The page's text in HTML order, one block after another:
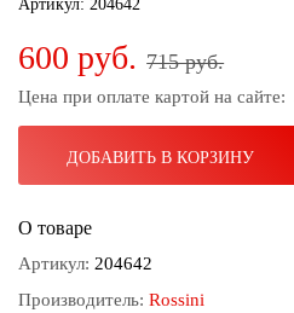
Белье
и
колготки
Одежда
пляжа
Новинки
Артикул: 204642
600 руб. 715 руб.
Цена при оплате картой на сайте:
ДОБАВИТЬ В КОРЗИНУ
О товаре
Артикул: 204642
Производитель: Rossini